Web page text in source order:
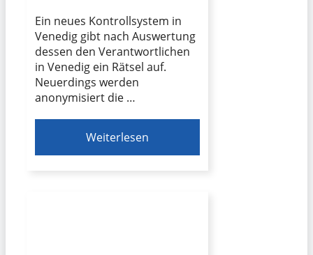
Ein neues Kontrollsystem in
Venedig gibt nach Auswertung
dessen den Verantwortlichen
in Venedig ein Rätsel auf.
Neuerdings werden
anonymisiert die …
Weiterlesen